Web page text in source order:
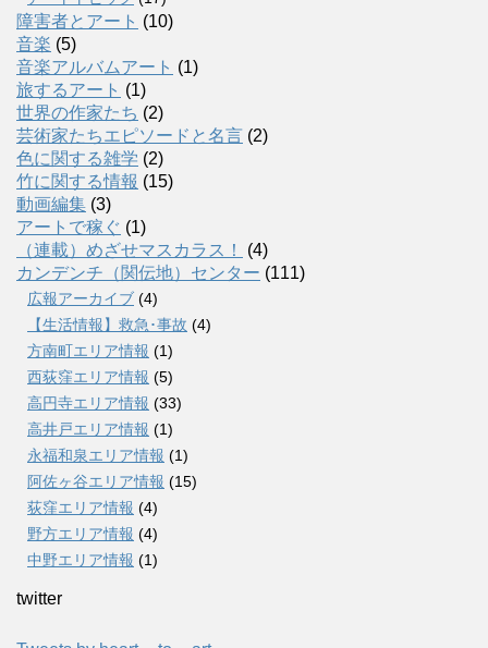
障害者とアート (10)
音楽 (5)
音楽アルバムアート (1)
旅するアート (1)
世界の作家たち (2)
芸術家たちエピソードと名言 (2)
色に関する雑学 (2)
竹に関する情報 (15)
動画編集 (3)
アートで稼ぐ (1)
（連載）めざせマスカラス！
(4)
カンデンチ（関伝地）センター (111)
広報アーカイブ (4)
【生活情報】救急･事故 (4)
方南町エリア情報 (1)
西荻窪エリア情報 (5)
高円寺エリア情報 (33)
高井戸エリア情報 (1)
永福和泉エリア情報 (1)
阿佐ヶ谷エリア情報 (15)
荻窪エリア情報 (4)
野方エリア情報 (4)
中野エリア情報 (1)
twitter